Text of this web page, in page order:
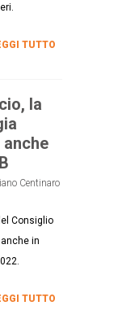
TUTTO
la
Centinaro
Consiglio
in
TUTTO